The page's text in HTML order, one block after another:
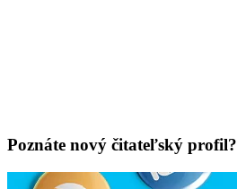
Poznáte nový čitateľský profil?